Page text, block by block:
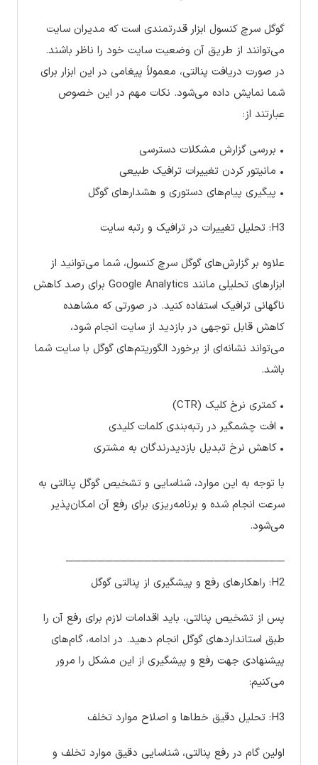
گوگل سرچ کنسول ابزار قدرتمندی است که مدیران سایت
می‌توانند از طریق آن وضعیت سایت خود را ناظر باشند.
در صورت دریافت پنالتی، معمولاً پیغامی در این ابزار برای
شما نمایش داده می‌شود. نکات مهم در این خصوص
عبارتند از:
• بررسی گزارش مشکلات دسترسی
• مانیتور کردن تغییرات ترافیک طبیعی
• پیگیری پیام‌های دستوری و هشدارهای گوگل
H3: تحلیل تغییرات در ترافیک و رتبه سایت
علاوه بر گزارش‌های گوگل سرچ کنسول، شما می‌توانید از
ابزارهای تحلیلی مانند Google Analytics برای رصد کاهش
ناگهانی ترافیک استفاده کنید. در صورتی که مشاهده
کاهش قابل توجهی در بازدید از سایت انجام شود،
می‌تواند نشانه‌ای از برخورد الگوریتم‌های گوگل با سایت شما
باشد.
• کمتری نرخ کلیک (CTR)
• افت چشمگیر در رتبه‌بندی کلمات کلیدی
• کاهش نرخ تبدیل بازدیدرندگان به مشتری
با توجه به این موارد، شناسایی و تشخیص گوگل پنالتی به
سرعت انجام شده و برنامه‌ریزی برای رفع آن امکان‌پذیر
می‌شود.
────────────────────────────
H2: راهکارهای رفع و پیشگیری از پنالتی گوگل
پس از تشخیص پنالتی، باید اقدامات لازم برای رفع آن را
طبق استانداردهای گوگل انجام دهید. در ادامه، گام‌های
پیشنهادی جهت رفع و پیشگیری از این مشکل را مرور
می‌کنیم:
H3: تحلیل دقیق خطاها و اصلاح موارد تخلف
اولین گام در رفع پنالتی، شناسایی دقیق موارد تخلف و